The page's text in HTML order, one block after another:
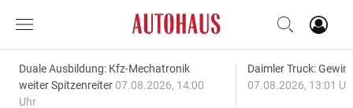
Duale Ausbildung: Kfz-Mechatronik
weiter Spitzenreiter 07.08.2026, 14:00
Uhr
Daimler Truck:
07.08.2026, 13:01